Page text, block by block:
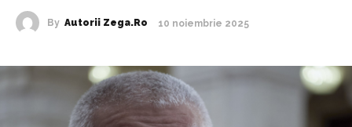
By Autorii Zega.ro 10 noiembrie 2025